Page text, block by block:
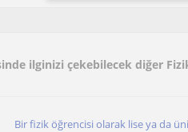
ilginizi çekebilecek diğer
Bir fizik öğrencisi olarak lise ya da